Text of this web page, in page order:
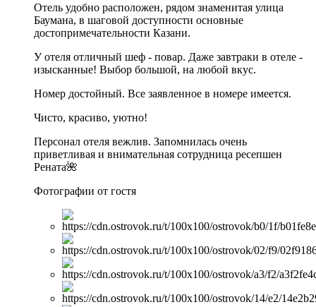
Отель удобно расположен, рядом знаменитая улица
Баумана, в шаговой доступности основные
достопримечательности Казани.
У отеля отличный шеф - повар. Даже завтраки в отеле -
изысканные! Выбор большой, на любой вкус.
Номер достойный. Все заявленное в номере имеется.
Чисто, красиво, уютно!
Персонал отеля вежлив. Запомнилась очень
приветливая и внимательная сотрудница ресепшен
Рената🌺
Фотографии от гостя